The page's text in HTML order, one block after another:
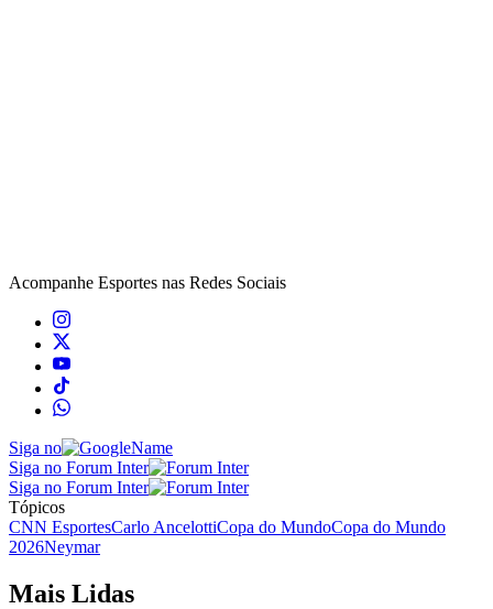
Acompanhe Esportes nas Redes Sociais
Siga no
Siga no Forum Inter
Siga no Forum Inter
Tópicos
CNN EsportesCarlo AncelottiCopa do MundoCopa do Mundo
2026Neymar
Mais Lidas